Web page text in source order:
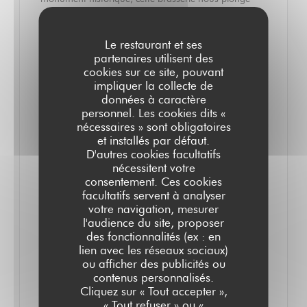
Le restaurant et ses
partenaires utilisent des
cookies sur ce site, pouvant
impliquer la collecte de
données à caractère
personnel. Les cookies dits «
nécessaires » sont obligatoires
et installés par défaut.
D'autres cookies facultatifs
nécessitent votre
consentement. Ces cookies
facultatifs servent à analyser
votre navigation, mesurer
l'audience du site, proposer
des fonctionnalités (ex : en
lien avec les réseaux sociaux)
ou afficher des publicités ou
contenus personnalisés.
Cliquez sur « Tout accepter »,
dans le Paris d'antan et nous régale avec une carte
incarnation gourmande de ce qui fait le charme de la
Il est de ces adresses sans lesquelles Paris ne serait
pas tout à fait Paris, et le Grand Colbert fait partie de
ces lieux iconiques. Né avec la galerie Colbert en
1828, c'était à l'origine un magasin de nouveautés qui
s'appelait alors "Au Grand Colbert". Ce n'est qu'en
1900 que l'adresse devint un restaurant connu pour
être l'un des bouillons les moins cher de la capitale.
Repris en 1985 par la Bibliothèque nationale de
France après des années de fermeture, c'est
désormais une brasserie parisienne iconique, au chic